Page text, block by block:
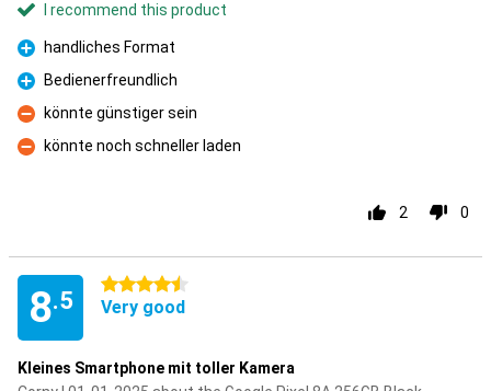
I recommend this product
Pro
handliches Format
Pro
Bedienerfreundlich
Con
könnte günstiger sein
Con
könnte noch schneller laden
2 0
8.5
4.5 stars
Very good
Kleines Smartphone mit toller Kamera